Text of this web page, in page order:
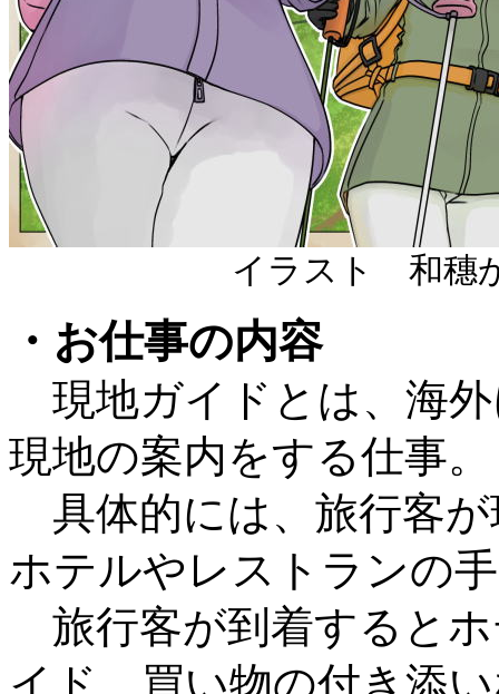
イラスト 和
・お仕事の内容
現地ガイドとは、海
現地の案内をする仕事。
具体的には、旅行客
ホテルやレストランの
旅行客が到着すると
イド、買い物の付き添